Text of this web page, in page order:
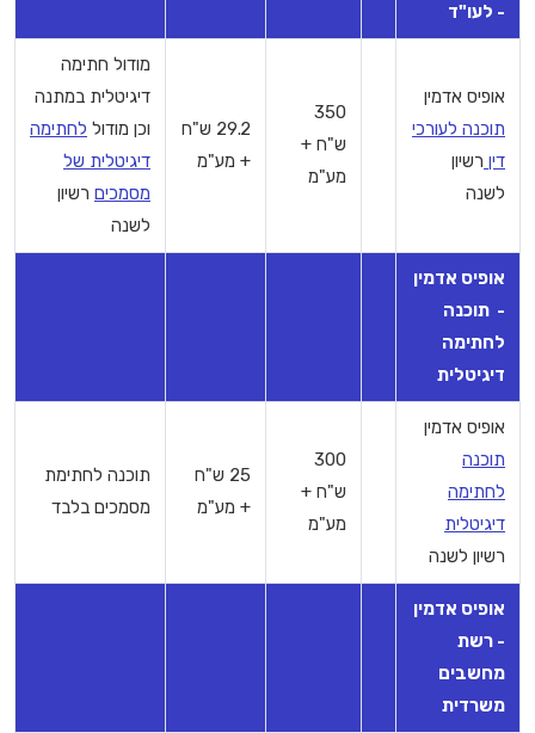
- לעו"ד
אופיס אדמין
תוכנה לעורכי
דין רשיון
לשנה
350
ש"ח +
מע"מ
29.2 ש"ח
+ מע"מ
מודול חתימה
דיגיטלית במתנה
וכן מודול לחתימה
דיגיטלית של
מסמכים רשיון
לשנה
אופיס אדמין
- תוכנה
לחתימה
דיגיטלית
אופיס אדמין
תוכנה
לחתימה
דיגיטלית
רשיון לשנה
300
ש"ח +
מע"מ
25 ש"ח
+ מע"מ
תוכנה לחתימת
מסמכים בלבד
אופיס אדמין
- רשת
מחשבים
משרדית